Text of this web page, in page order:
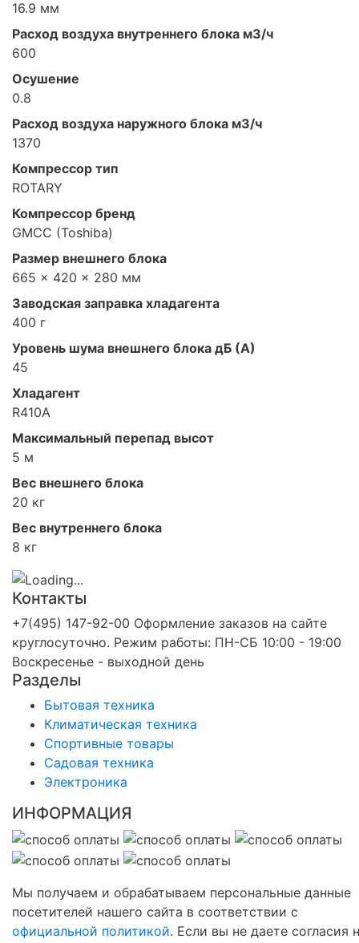
16.9 мм
Расход воздуха внутреннего блока м3/ч
600
Осушение
0.8
Расход воздуха наружного блока м3/ч
1370
Компрессор тип
ROTARY
Компрессор бренд
GMCC (Toshiba)
Размер внешнего блока
665 × 420 × 280 мм
Заводская заправка хладагента
400 г
Уровень шума внешнего блока дБ (А)
45
Хладагент
R410A
Максимальный перепад высот
5 м
Вес внешнего блока
20 кг
Вес внутреннего блока
8 кг
Контакты
+7(495) 147-92-00 Оформление заказов на сайте
круглосуточно. Режим работы: ПН-СБ 10:00 - 19:00
Воскресенье - выходной день
Разделы
Бытовая техника
Климатическая техника
Спортивные товары
Садовая техника
Электроника
ИНФОРМАЦИЯ
Мы получаем и обрабатываем персональные данные
посетителей нашего сайта в соответствии с
официальной политикой. Если вы не даете согласия